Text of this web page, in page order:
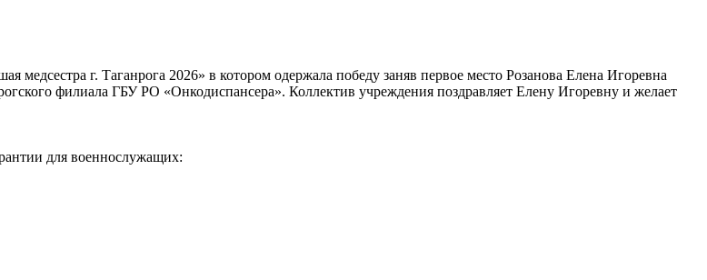
г. Таганрога 2026» в котором одержала победу заняв первое место Розанова Елена Игоревна
филиала ГБУ РО «Онкодиспансера». Коллектив учреждения поздравляет Елену Игоревну и желает
для военнослужащих: